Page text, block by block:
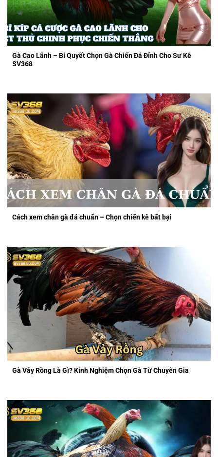
Gà Cao Lãnh – Bí Quyết Chọn Gà Chiến Đá Đỉnh Cho Sư Kê
SV368
Cách xem chân gà đá chuẩn – Chọn chiến kê bất bại
Gà Vảy Rồng Là Gì? Kinh Nghiệm Chọn Gà Từ Chuyên Gia